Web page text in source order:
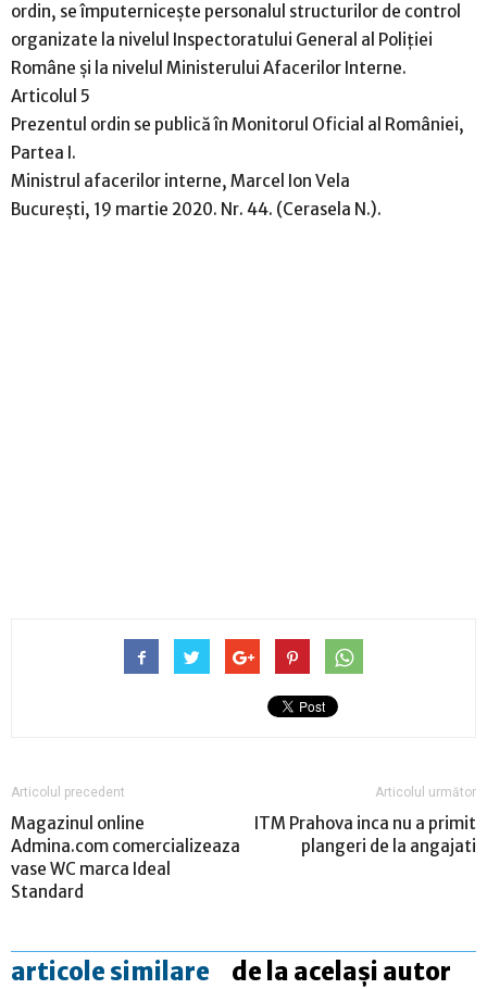
ordin, se împuternicește personalul structurilor de control
organizate la nivelul Inspectoratului General al Poliției
Române și la nivelul Ministerului Afacerilor Interne.
Articolul 5
Prezentul ordin se publică în Monitorul Oficial al României,
Partea I.
Ministrul afacerilor interne, Marcel Ion Vela
București, 19 martie 2020. Nr. 44. (Cerasela N.).
Articolul precedent
Magazinul online
Admina.com comercializeaza
vase WC marca Ideal
Standard
Articolul următor
ITM Prahova inca nu a primit
plangeri de la angajati
articole similare de la același autor